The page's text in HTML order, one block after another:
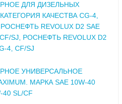
ДЛЯ ДИЗЕЛЬНЫХ
КАЧЕСТВА CG-4,
REVOLUX D2 SAE
SJ, РОСНЕФТЬ REVOLUX D2
4, CF/SJ
УНИВЕРСАЛЬНОЕ
МАРКА SAE 10W-40
40 SL/CF